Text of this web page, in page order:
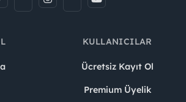
KULLANICILAR
Ücretsiz Kayıt Ol
Premium Üyelik